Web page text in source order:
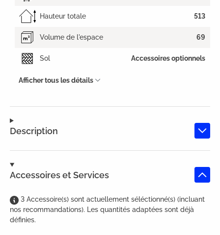
Description
Accessoires et Services
3 Accessoire(s) sont actuellement séléctionné(s) (incluant
nos recommandations). Les quantités adaptées sont déjà
définies.
Hauteur totale 513
Volume de l'espace 69
Sol Accessoires optionnels
Afficher tous les détails